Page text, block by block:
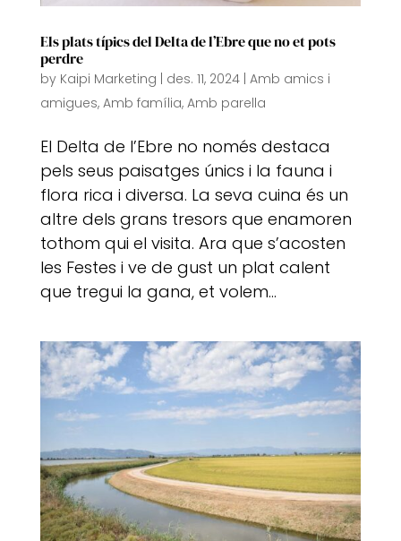
Els plats típics del Delta de l’Ebre que no et pots
perdre
by Kaipi Marketing | des. 11, 2024| Amb amics i
amigues, Amb família, Amb parella
El Delta de l’Ebre no només destaca
pels seus paisatges únics i la fauna i
flora rica i diversa. La seva cuina és un
altre dels grans tresors que enamoren
tothom qui el visita. Ara que s’acosten
les Festes i ve de gust un plat calent
que tregui la gana, et volem...